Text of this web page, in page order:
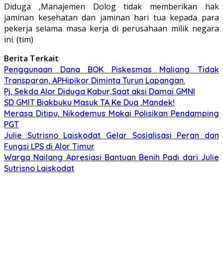
Diduga ,Manajemen Dolog tidak memberikan hak
jaminan kesehatan dan jaminan hari tua kepada para
pekerja selama masa kerja di perusahaan milik negara
ini. (tim)
Berita Terkait
Penggunaan Dana BOK Piskesmas Maliang Tidak
Transparan, APHipikor Diminta Turun Lapangan.
Pj, Sekda Alor Diduga Kabur,Saat aksi Damai GMNI
SD GMIT Biakbuku Masuk TA Ke Dua ,Mandek!
Merasa Ditipu, Nikodemus Mokai Polisikan Pendamping
PGT
Julie Sutrisno Laiskodat Gelar Sosialisasi Peran dan
Fungsi LPS di Alor Timur
Warga Nailang Apresiasi Bantuan Benih Padi dari Julie
Sutrisno Laiskodat